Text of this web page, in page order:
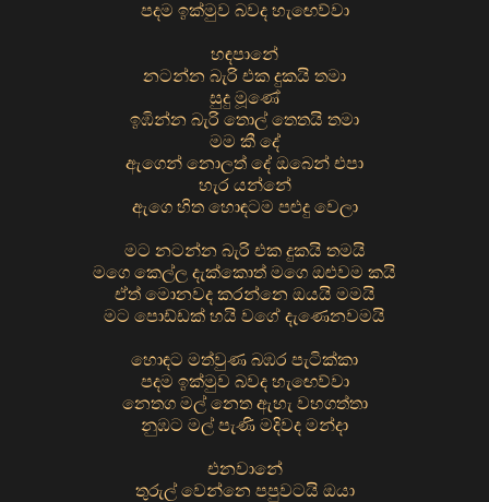
පදම ඉක්මුව බවද හැඟෙව්වා
හඳපානේ
නටන්න බැරි එක දුකයි තමා
සුදු මූණේ
ඉඹින්න බැරි තොල් තෙතයි තමා
මම කී දේ
ඇගෙන් නොලත් දේ ඔබෙන් එපා
හැර යන්නේ
ඇගෙ හිත හොඳටම පළුදු වෙලා
මට නටන්න බැරි එක දුකයි තමයි
මගෙ කෙල්ල දැක්කොත් මගෙ ඔළුවම කයි
ඒත් මොනවද කරන්නෙ ඔයයි මමයි
මට පොඩ්ඩක් හයි වගේ දැණෙනවමයි
හොඳට මත්වුණ බඹර පැටික්කා
පදම ඉක්මුව බවද හැඟෙව්වා
නෙතග මල් නෙත ඇහැ වහගත්තා
නුඹට මල් පැණි මදිවද මන්දා
එනවානේ
තුරුල් වෙන්නෙ පපුවටයි ඔයා